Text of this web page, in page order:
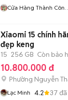
Cửa Hàng Thành Công
Xiaomi 15 chính
đẹp keng
15 256 GB Còn bảo
10.800.000 đ
Phường Nguyễn
Lạc Minh 4.2 37